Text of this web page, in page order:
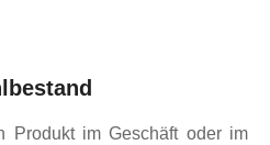
Produkt im Geschäft oder im